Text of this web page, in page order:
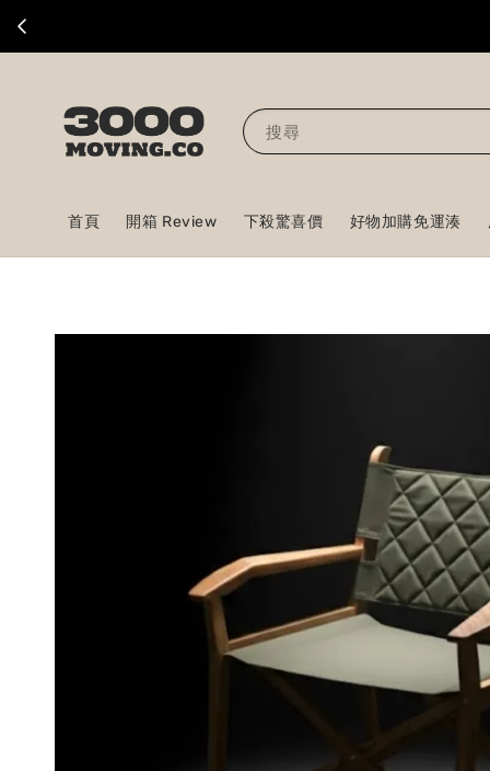
搜尋
首頁 開箱 Review 下殺驚喜價 好物加購免運湊